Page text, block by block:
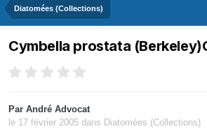
Diatomées (Collections)
Cymbella prostata
Par André Advocat
le 17 février 2005 dans Diatomées (Collections)